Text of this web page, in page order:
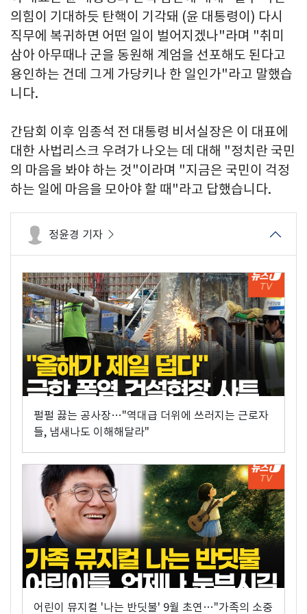
의힘이 기대하듯 탄핵이 기각돼 (윤 대통령이) 다시
직무에 복귀하면 어떤 일이 벌어지겠나"라며 "취미
삼아 아무때나 군을 동원해 계엄을 선포해도 된다고
용인하는 건데 그게 가당키나 한 일인가"라고 말했습
니다.
간담회 이후 임종석 전 대통령 비서실장은 이 대표에
대한 사법리스크 우려가 나오는 데 대해 "정치란 국민
의 마음을 봐야 하는 것"이라며 "지금은 국민이 걱정
하는 일에 마음을 모아야 할 때"라고 답했습니다.
정윤경 기자
펄펄 끓는 공사장…"역대급 더위에 쓰러지는 근로자
들, 냄새나도 이해해달라"
어린이 뮤지컬 '나는 반딧불' 9월 초연…"가족의 소중